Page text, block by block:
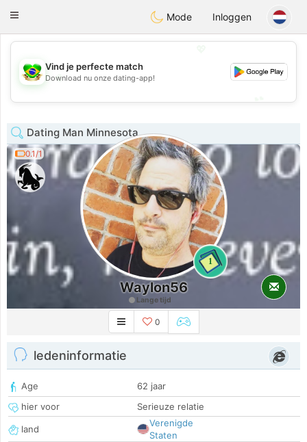
Conversar
Toggle
Mode Inloggen
💖
💕
Vind je perfecte match
Download nu onze dating-app!
Dating Man Minnesota
0.1/1
1
Waylon56
Lange tijd
0
ledeninformatie
Age
62 jaar
hier voor
Serieuze relatie
land
Verenigde
Staten